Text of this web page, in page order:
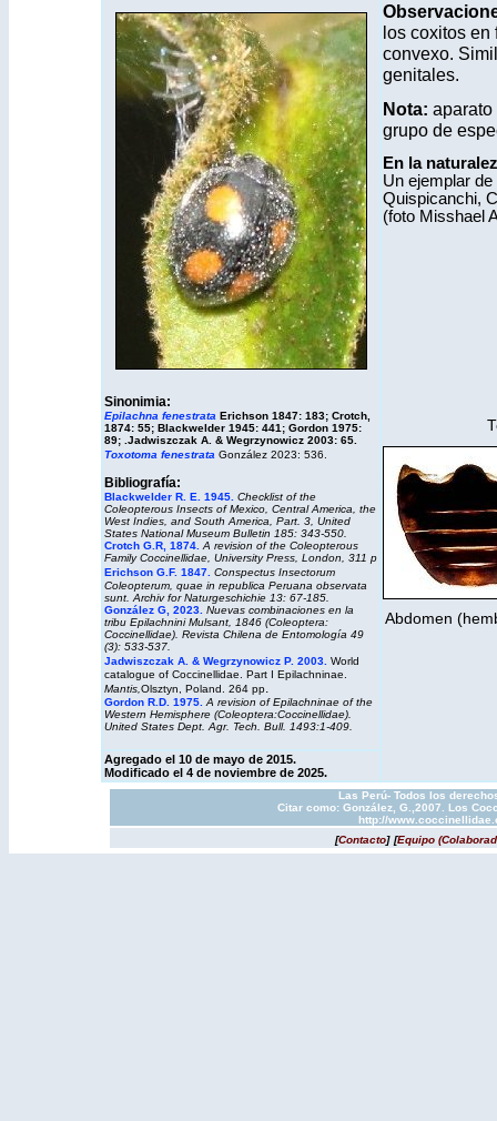
Sinonimia:
Epilachna fenestrata Erichson 1847: 183; Crotch,
1874: 55; Blackwelder 1945: 441; Gordon 1975:
89; . Jadwiszczak A. & Wegrzynowicz 2003: 65.
Toxotoma fenestrata González 2023: 536.
Bibliografía:
Blackwelder R. E. 1945. Checklist of the
Coleopterous Insects of Mexico, Central America, the
West Indies, and South America, Part. 3, United
States National Museum Bulletin 185: 343-550.
Crotch G.R, 1874. A revision of the Coleopterous
Family Coccinellidae, University Press, London, 311 p
Erichson G.F. 1847. Conspectus Insectorum
Coleopterum, quae in republica Peruana observata
sunt. Archiv for Naturgeschichie 13: 67-185.
González G, 2023. Nuevas combinaciones en la
tribu Epilachnini Mulsant, 1846 (Coleoptera:
Coccinellidae). Revista Chilena de Entomología 49
(3): 533-537.
Jadwiszczak A. & Wegrzynowicz P. 2003. World
catalogue of Coccinellidae. Part I Epilachninae.
Mantis, Olsztyn, Poland. 264 pp.
Gordon R.D. 1975. A revision of Epilachninae of the
Western Hemisphere (Coleoptera:Coccinellidae).
United States Dept. Agr. Tech. Bull. 1493:1-409.
los coxitos en
convexo.
genitales.
Nota: aparato
grupo de
En la
Un ejemplar
Quispicanchi,
(foto Misshael
Abdomen
Agregado el 10 de mayo de 2015.
Modificado el 4 de noviembre de 2025.
Las Perú- Todos los
Citar como: González, G.,2007. Los
http://
[Contacto] [Equipo